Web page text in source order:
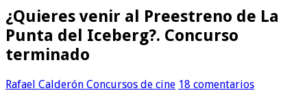
¿Quieres venir al Preestreno de La
Punta del Iceberg?. Concurso
terminado
Rafael Calderón Concursos de cine 18 comentarios